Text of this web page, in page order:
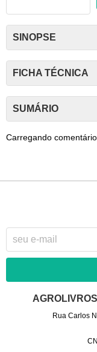
SINOPSE
FICHA TÉCNICA
SUMÁRIO
Carregando
Rua Carlos